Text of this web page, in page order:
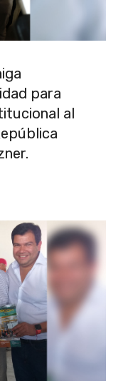
para
al